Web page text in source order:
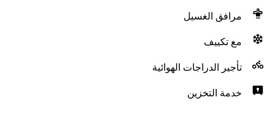
مرافق الغسيل
مع تكييف
تأجير الدراجات الهوائية
خدمة التخزين